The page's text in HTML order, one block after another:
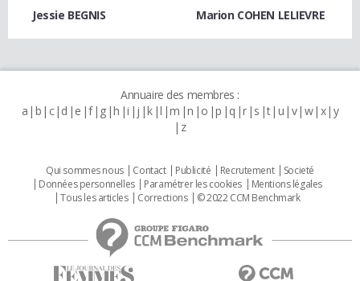
Jessie BEGNIS Marion COHEN LELIEVRE
Annuaire des membres :
a b c d e f g h i j k l m n o p q r s t u v w x y
z
Qui sommes nous Contact Publicité Recrutement
Societé
Données personnelles
Paramétrer les cookies
Mentions légales
Tous les articles
Corrections © 2022 CCM Benchmark